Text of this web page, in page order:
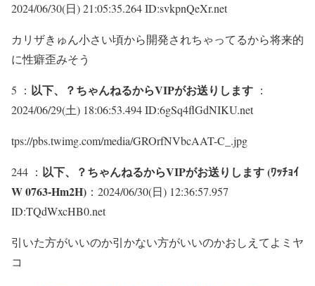
2024/06/30(日) 21:05:35.264 ID:svkpnQeXr.net
カリザきゅん小さい頃から開発されちゃってるから将来的
に性癖歪みそう
5 ： 以下、？ちゃんねるからVIPがお送りします ：
2024/06/29(土) 18:06:53.494 ID:6gSq4flGdNIKU.net
tps://pbs.twimg.com/media/GROrfNVbcAAT-C_.jpg
244 ： 以下、？ちゃんねるからVIPがお送りします (ﾜｯﾁｮｲ
W 0763-Hm2H) ：2024/06/30(日) 12:36:57.957
ID:TQdWxcHB0.net
引いた方がいいのか引かない方がいいのかおしえてよミヤ
コ